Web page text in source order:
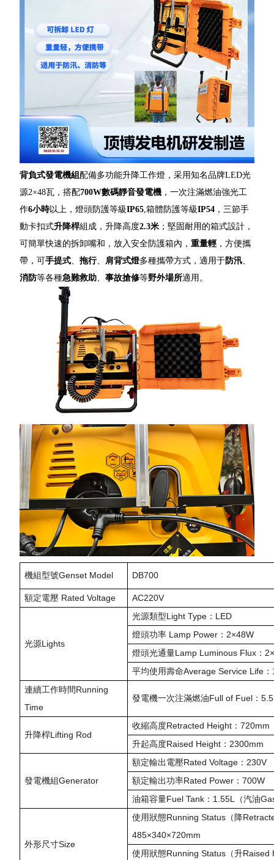
背負式發電機組配備多功能升降工作燈，采用知名品牌LED光
源2×48瓦，搭配700W數碼靜音發電機 ，一次注滿燃油強光工
作6小時以上，燈頭防護等級IP65 ,箱體防護等級IP54 ，三節手
動卡扣式升降桿組成，升降高度2.3米 ；堅固耐用的箱式設計，
可簡單快速的拆卸嘴和，放入安全防護箱內，重量輕 ，方便攜
帶，可手提式 、拖行、 肩背式燈多種攜帶方式，適用于防汛
消防等各種急難救助 、事故搶修等野外場所適用。
機組型號Genset Model DB700
額定電壓 Rated Voltage AC220V
光源Lights
光源類型Light Type：LED
燈頭功率 Lamp Power：2×48W
燈頭光通量Lamp Luminous Flux：
平均使用壽命Average Service Life
連續工作時間Running
Time
發電機一次注滿燃油Full of Fuel：
升降桿Lifting Rod
收縮高度Retracted Height：720mm
升起高度Raised Height：2300mm
發電機組Generator
額定輸出電壓Rated Voltage：230V
額定輸出功率Rated Power：700W
油箱容量Fuel Tank：1.55L（汽油
外形尺寸Size
使用狀態Running Status（降
485×340×720mm
使用狀態Running Status（升Raised